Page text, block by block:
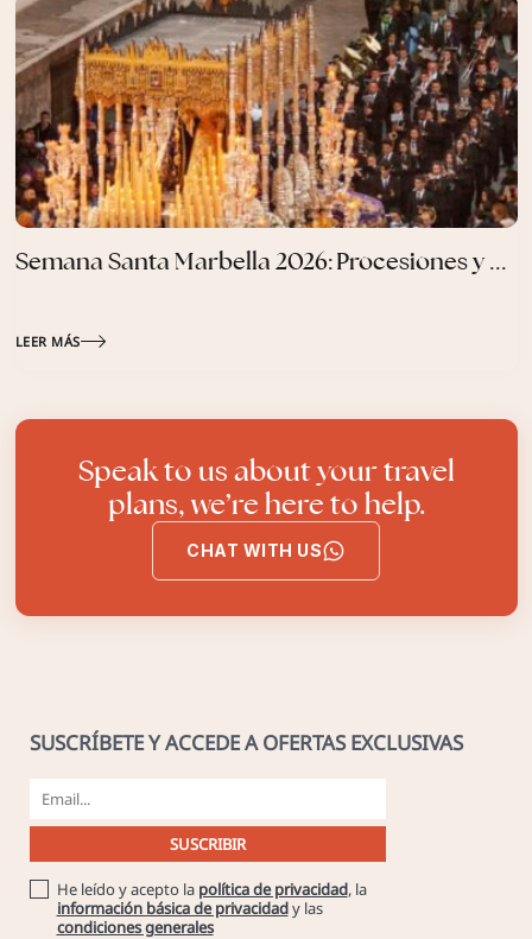
Semana Santa Marbella 2026: Procesiones y ...
LEER MÁS
Speak to us about your travel
plans, we’re here to help.
CHAT WITH US
SUSCRÍBETE Y ACCEDE A OFERTAS EXCLUSIVAS
He leído y acepto la política de privacidad, la
información básica de privacidady las
condiciones generales